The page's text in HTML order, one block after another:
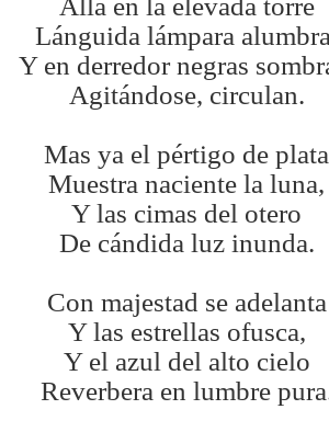
Lánguida lámpara
Y en derredor negras
Agitándose, circulan.
Mas ya el pértigo de plata
Muestra naciente la luna,
Y las cimas del otero
De cándida luz inunda.
Con majestad se adelanta
Y las estrellas ofusca,
Y el azul del alto cielo
Reverbera en lumbre